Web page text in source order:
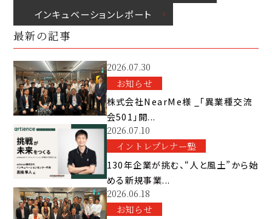
インキュベーションレポート
最新の記事
2026.07.30
お知らせ
株式会社NearMe様 _「異業種交流
会501」開...
2026.07.10
イントレプレナー塾
130年企業が挑む、“人と風土”から始
める新規事業...
2026.06.18
お知らせ